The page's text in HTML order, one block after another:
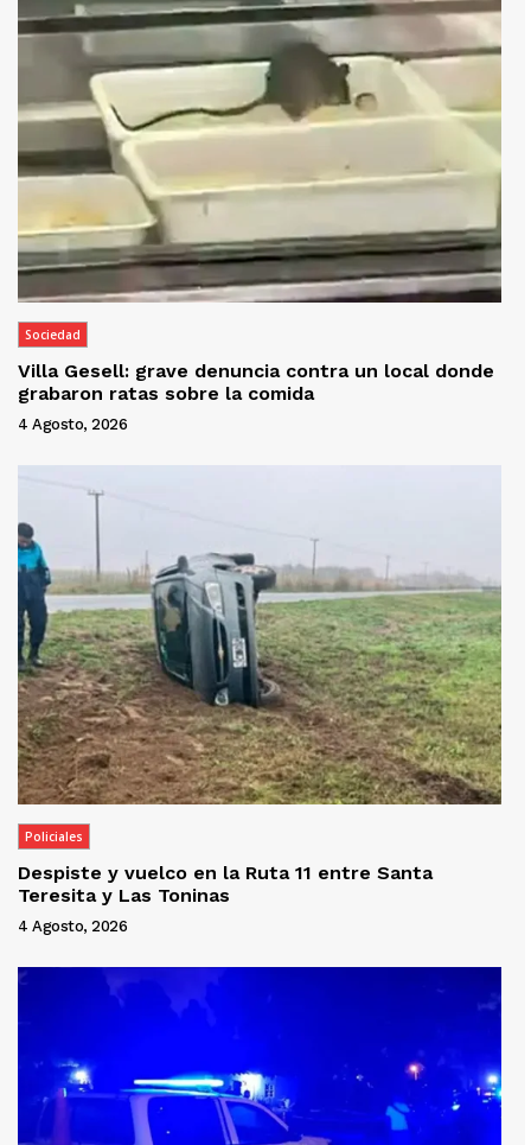
Sociedad
Villa Gesell: grave denuncia contra un local donde
grabaron ratas sobre la comida
4 Agosto, 2026
Policiales
Despiste y vuelco en la Ruta 11 entre Santa
Teresita y Las Toninas
4 Agosto, 2026